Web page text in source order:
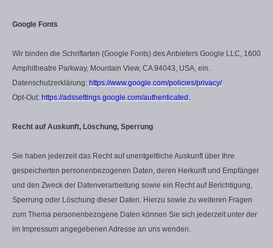
Google Fonts
Wir binden die Schriftarten (Google Fonts) des Anbieters Google LLC, 1600
Amphitheatre Parkway, Mountain View, CA 94043, USA, ein.
Datenschutzerklärung: https://www.google.com/policies/privacy/
Opt-Out: https://adssettings.google.com/authenticated .
Recht auf Auskunft, Löschung, Sperrung
Sie haben jederzeit das Recht auf unentgeltliche Auskunft über Ihre
gespeicherten personenbezogenen Daten, deren Herkunft und Empfänger
und den Zweck der Datenverarbeitung sowie ein Recht auf Berichtigung,
Sperrung oder Löschung dieser Daten. Hierzu sowie zu weiteren Fragen
zum Thema personenbezogene Daten können Sie sich jederzeit unter der
im Impressum angegebenen Adresse an uns wenden.